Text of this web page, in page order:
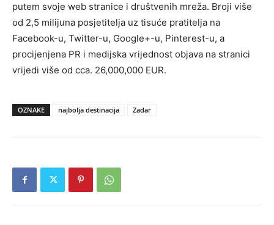
putem svoje web stranice i društvenih mreža. Broji više
od 2,5 milijuna posjetitelja uz tisuće pratitelja na
Facebook-u, Twitter-u, Google+-u, Pinterest-u, a
procijenjena PR i medijska vrijednost objava na stranici
vrijedi više od cca. 26,000,000 EUR.
OZNAKE najbolja destinacija Zadar